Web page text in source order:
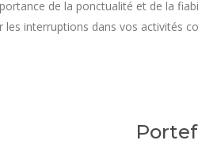
de la ponctualité et de la
interruptions dans vos activités